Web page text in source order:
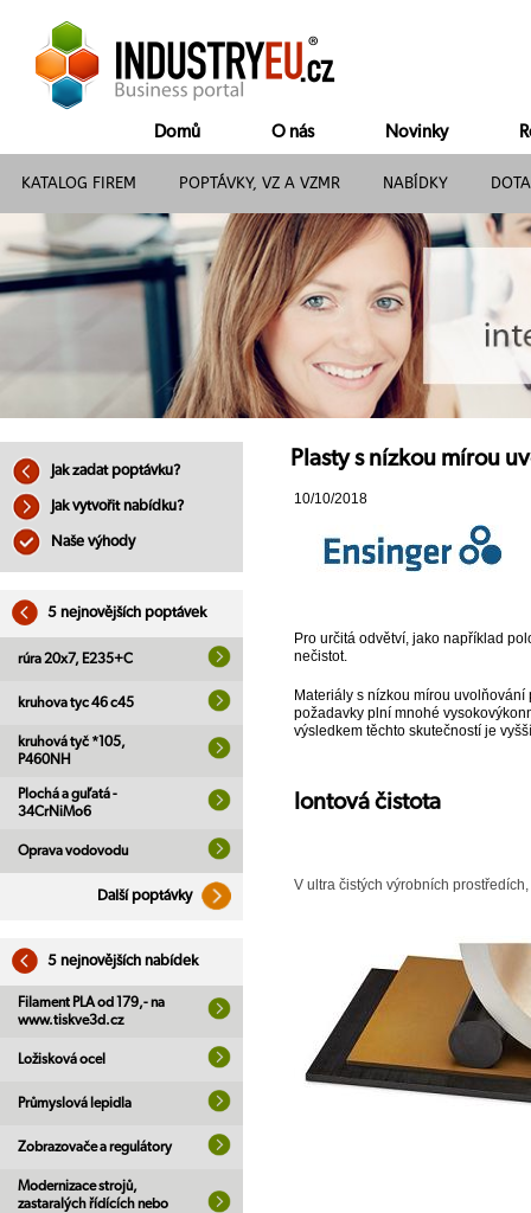
Domů O nás Novinky
KATALOG FIREM POPTÁVKY, VZ A VZMR NABÍDKY
Jak zadat poptávku?
Jak vytvořit nabídku?
Naše výhody
5 nejnovějších poptávek
rúra 20x7, E235+C
kruhova tyc 46 c45
kruhová tyč *105,
P460NH
Plochá a guľatá -
34CrNiMo6
Oprava vodovodu
Další poptávky
5 nejnovějších nabídek
Filament PLA od 179,- na
www.tiskve3d.cz
Ložisková ocel
Průmyslová lepidla
Zobrazovače a regulátory
Modernizace strojů,
zastaralých řídících nebo
Plasty s nízkou mírou
10/10/2018
Pro určitá odvětví, jako například
nečistot.
Materiály s nízkou mírou
požadavky plní mnohé
výsledkem těchto skutečností je
Iontová čistota
V ultra čistých výrobních